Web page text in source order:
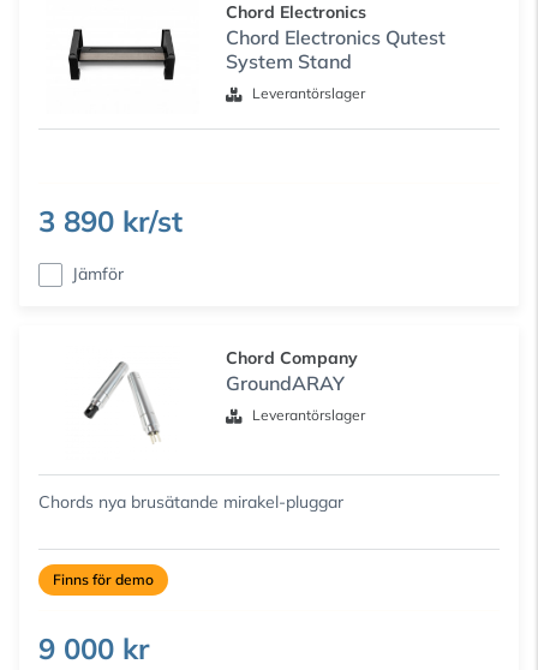
Chord Electronics
Chord Electronics Qutest
System Stand
Leverantörslager
3 890 kr/st
Jämför
Chord Company
GroundARAY
Leverantörslager
Chords nya brusätande mirakel-pluggar
Finns för demo
9 000 kr